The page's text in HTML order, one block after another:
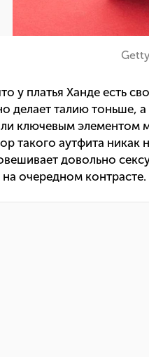
у платья Ханде есть
делает талию тоньше,
ключевым элементом
такого аутфита
довольно
на очередном контрасте.